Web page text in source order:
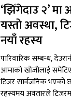
‘झिँगेदाउ २’
यस्तो अवस्था,
नयाँ रहस्य
पारिवारिक सम्बन्ध,
आमाको खोजीलाई
टिजर सार्वजनिक भएको
रहस्यमय अवतारले